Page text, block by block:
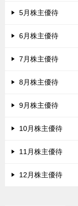
5月株主優待
6月株主優待
7月株主優待
8月株主優待
9月株主優待
10月株主優待
11月株主優待
12月株主優待